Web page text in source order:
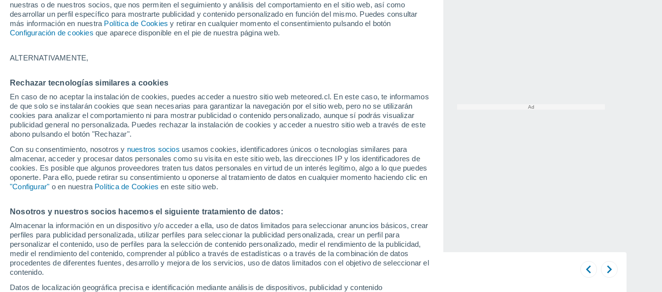
nuestras o de nuestros socios, que nos permiten el seguimiento y análisis del comportamiento en el sitio web, así como
desarrollar un perfil específico para mostrarte publicidad y contenido personalizado en función del mismo. Puedes consultar
más información en nuestra Política de Cookies y retirar en cualquier momento el consentimiento pulsando el botón
Configuración de cookies que aparece disponible en el pie de nuestra página web.
ALTERNATIVAMENTE,
Rechazar tecnologías similares a cookies
En caso de no aceptar la instalación de cookies, puedes acceder a nuestro sitio web meteored.cl. En este caso, te informamos
de que solo se instalarán cookies que sean necesarias para garantizar la navegación por el sitio web, pero no se utilizarán
cookies para analizar el comportamiento ni para mostrar publicidad o contenido personalizado, aunque sí podrás visualizar
publicidad general no personalizada. Puedes rechazar la instalación de cookies y acceder a nuestro sitio web a través de este
abono pulsando el botón "Rechazar".
Con su consentimiento, nosotros y nuestros socios usamos cookies, identificadores únicos o tecnologías similares para
almacenar, acceder y procesar datos personales como su visita en este sitio web, las direcciones IP y los identificadores de
cookies. Es posible que algunos proveedores traten tus datos personales en virtud de un interés legítimo, algo a lo que puedes
oponerte. Para ello, puede retirar su consentimiento u oponerse al tratamiento de datos en cualquier momento haciendo clic en
"Configurar" o en nuestra Política de Cookies en este sitio web.
Nosotros y nuestros socios hacemos el siguiente tratamiento de datos:
Almacenar la información en un dispositivo y/o acceder a ella, uso de datos limitados para seleccionar anuncios básicos, crear
perfiles para publicidad personalizada, utilizar perfiles para seleccionar la publicidad personalizada, crear un perfil para
personalizar el contenido, uso de perfiles para la selección de contenido personalizado, medir el rendimiento de la publicidad,
medir el rendimiento del contenido, comprender al público a través de estadísticas o a través de la combinación de datos
procedentes de diferentes fuentes, desarrollo y mejora de los servicios, uso de datos limitados con el objetivo de seleccionar el
contenido.
Datos de localización geográfica precisa e identificación mediante análisis de dispositivos, publicidad y contenido
Aussois
12/12/2026
Hoy
6 Ago
Mañana
7 Ago
Sábado
8 Ago
Parte de nieve hoy
Pistas por dificultad 5 6 7 3
Kilómetros esquiables 0 / 55
Remontes 0 / 8
Espesor de nieve en la base 0 cm
Espesor de nieve en la parte superior -
Webcams en Aussois